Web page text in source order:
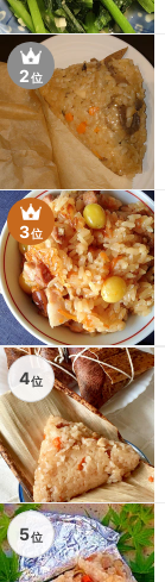
2位
3位
4位
5位